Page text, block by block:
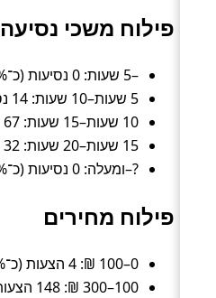
פילוח משכי נסיעה
–5 שעות: 0 נסיעות (כ־0%).
5 שעות–10 שעות: 14 נסיעות (כ־9%).
10 שעות–15 שעות: 67 נסיעות (כ־42%).
15 שעות–20 שעות: 32 נסיעות (כ־20%).
?–ומעלה: 0 נסיעות (כ־0%).
פילוח מחירים
0–100 ₪: 4 הצעות (כ־3%).
100–300 ₪: 148 הצעות (כ־94%).